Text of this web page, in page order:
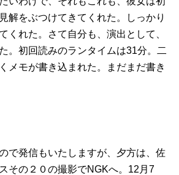
解をぶつけてきてくれた。しっかり
くれた。さて自分も、演出として、
。初回読みのランタイムは31分。二
メモが書き込まれた。まだまだ書き
で発信もいたしますが、夕方は、佐
その２０の撮影でNGKへ。12月7